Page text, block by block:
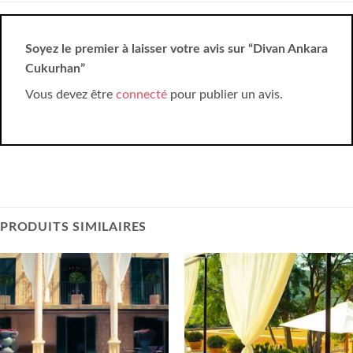
Soyez le premier à laisser votre avis sur “Divan Ankara
Cukurhan”
Vous devez être connecté pour publier un avis.
PRODUITS SIMILAIRES